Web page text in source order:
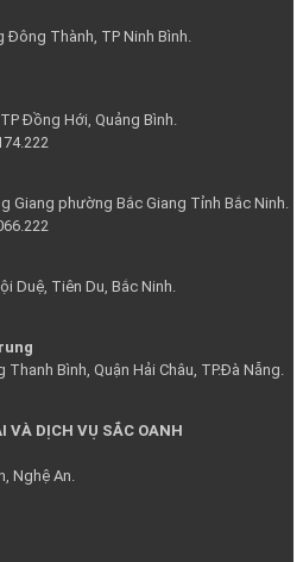
Thành, TP Ninh Bình.
Đồng Hới, Quảng Bình.
Giang phường Bắc Giang Tỉnh Bắc Ninh.
Duệ, Tiên Du, Bắc Ninh.
Bình, Quận Hải Châu, TP.Đà Nẵng.
VÀ DỊCH VỤ SẮC OANH
Nghệ An.